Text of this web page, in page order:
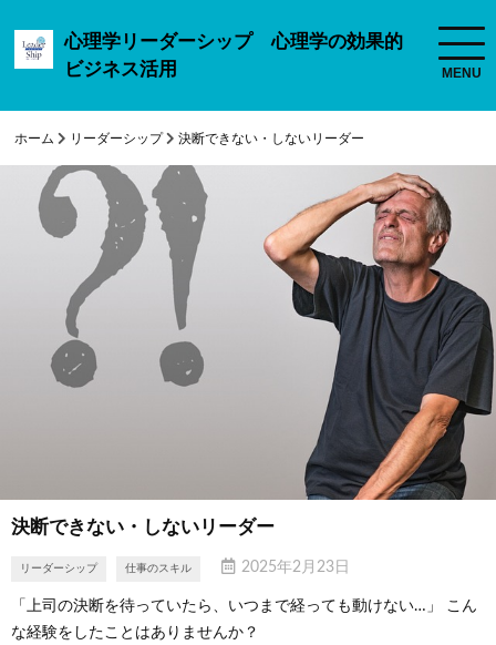
心理学リーダーシップ 心理学の効果的
ビジネス活用
ホーム リーダーシップ 決断できない・しないリーダー
決断できない・しないリーダー
リーダーシップ 仕事のスキル 2025年2月23日
「上司の決断を待っていたら、いつまで経っても動けない…」 こん
な経験をしたことはありませんか？